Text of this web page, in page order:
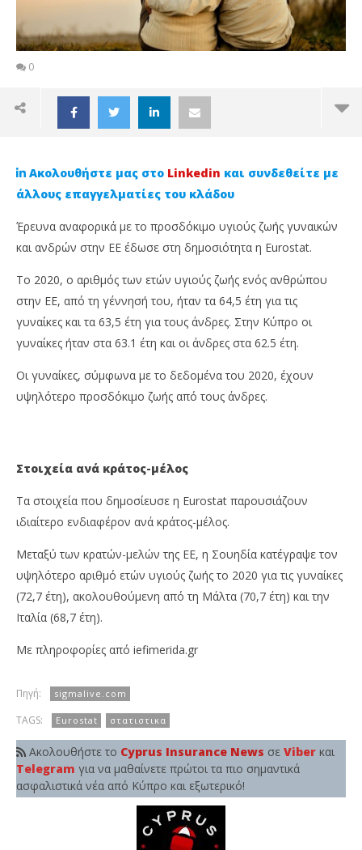
0
Eurostat: Αυτό είναι το προσδόκιμο υγιούς ζωής
Cyprus
Insurance
Team
Ακολουθήστε μας στο Linkedin και συνδεθείτε με
άλλους επαγγελματίες του κλάδου
Έρευνα αναφορικά με το προσδόκιμο υγιούς ζωής γυναικών
και ανδρών στην ΕΕ έδωσε στη δημοσιότητα η Eurostat.
Το 2020, ο αριθμός των ετών υγιούς ζωής ενός ανθρώπου
στην ΕΕ, από τη γέννησή του, ήταν τα 64,5 έτη για τις
γυναίκες και τα 63,5 έτη για τους άνδρες. Στην Κύπρο οι
γυναίκες ήταν στα 63.1 έτη και οι άνδρες στα 62.5 έτη.
Οι γυναίκες, σύμφωνα με το δεδομένα του 2020, έχουν
υψηλότερο προσδόκιμο ζωής από τους άνδρες.
Στοιχεία ανά κράτος-μέλος
Τα στοιχεία που δημοσίευσε η Eurostat παρουσιάζουν
ιδιαίτερο ενδιαφέρον ανά κράτος-μέλος.
Μεταξύ των κρατών-μελών της ΕΕ, η Σουηδία κατέγραψε τον
υψηλότερο αριθμό ετών υγιούς ζωής το 2020 για τις γυναίκες
(72,7 έτη), ακολουθούμενη από τη Μάλτα (70,7 έτη) και την
Ιταλία (68,7 έτη).
Με πληροφορίες από iefimerida.gr
Πηγή: sigmalive.com
TAGS: Eurostat στατιστικα
Ακολουθήστε το Cyprus Insurance News σε Viber και
Telegram για να μαθαίνετε πρώτοι τα πιο σημαντικά
ασφαλιστικά νέα από Κύπρο και εξωτερικό!